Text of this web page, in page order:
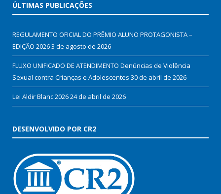
ÚLTIMAS PUBLICAÇÕES
REGULAMENTO OFICIAL DO PRÊMIO ALUNO PROTAGONISTA –
EDIÇÃO 20263 de agosto de 2026
FLUXO UNIFICADO DE ATENDIMENTO Denúncias de Violência
Sexual contra Crianças e Adolescentes 30 de abril de 2026
Lei Aldir Blanc 202624 de abril de 2026
DESENVOLVIDO POR CR2